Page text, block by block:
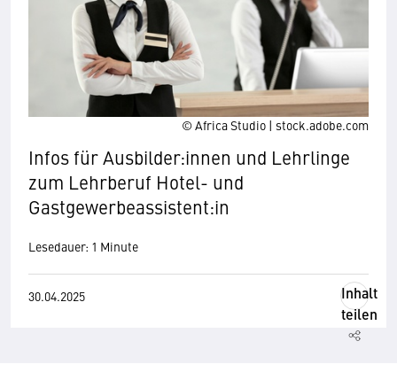
© Africa Studio | stock.adobe.com
Infos für Ausbilder:innen und Lehrlinge
zum Lehrberuf Hotel- und
Gastgewerbeassistent:in
Lesedauer: 1 Minute
30.04.2025
Inhalt
teilen